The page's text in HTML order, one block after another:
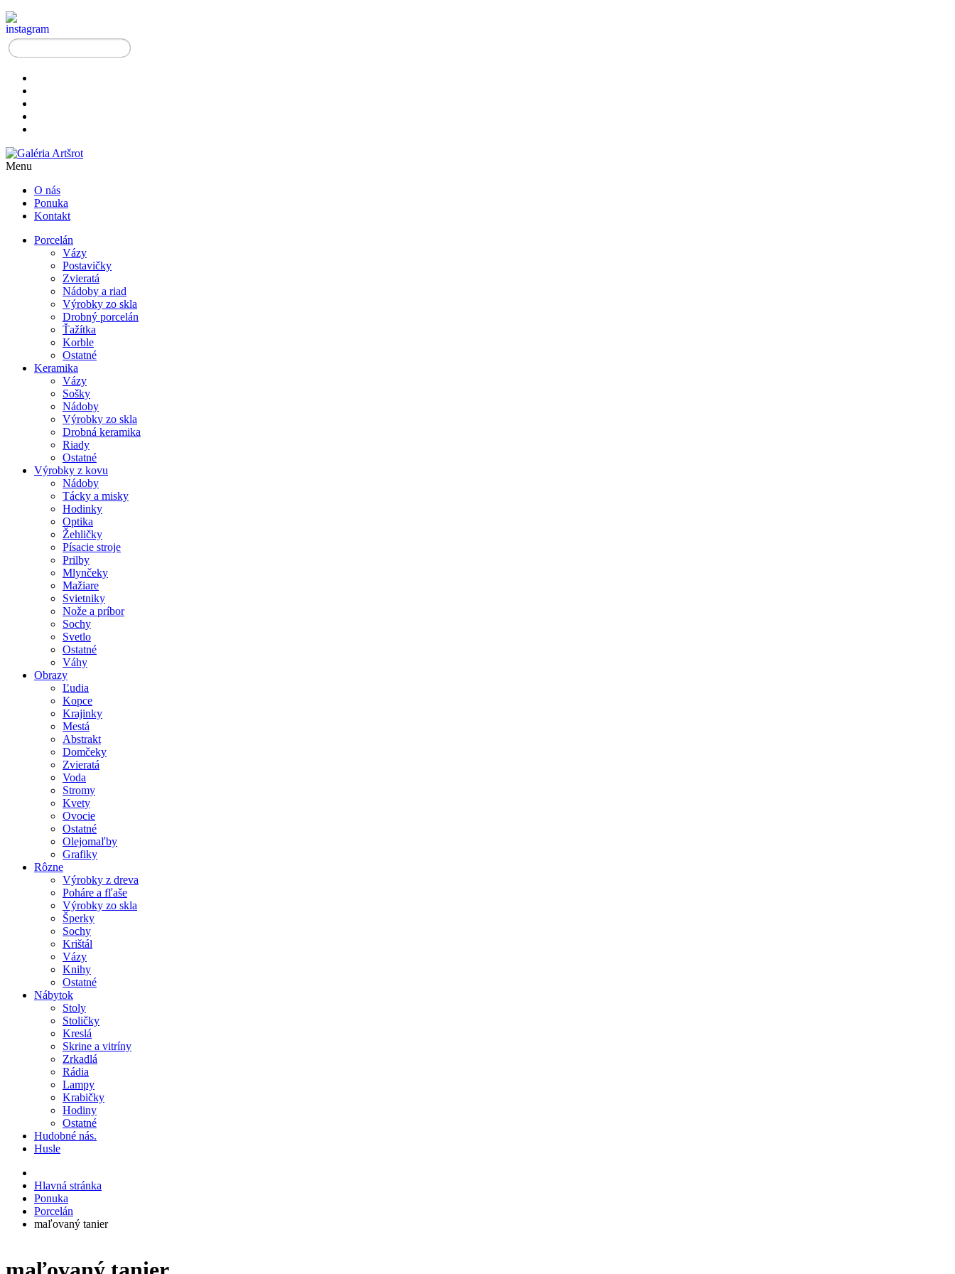
Menu
O nás
Ponuka
Kontakt
Porcelán
Vázy
Postavičky
Zvieratá
Nádoby a riad
Výrobky zo skla
Drobný porcelán
Ťažítka
Korble
Ostatné
Keramika
Vázy
Sošky
Nádoby
Výrobky zo skla
Drobná keramika
Riady
Ostatné
Výrobky z kovu
Nádoby
Tácky a misky
Hodinky
Optika
Žehličky
Písacie stroje
Prilby
Mlynčeky
Mažiare
Svietniky
Nože a príbor
Sochy
Svetlo
Ostatné
Váhy
Obrazy
Ľudia
Kopce
Krajinky
Mestá
Abstrakt
Domčeky
Zvieratá
Voda
Stromy
Kvety
Ovocie
Ostatné
Olejomaľby
Grafiky
Rôzne
Výrobky z dreva
Poháre a fľaše
Výrobky zo skla
Šperky
Sochy
Krištál
Vázy
Knihy
Ostatné
Nábytok
Stoly
Stoličky
Kreslá
Skrine a vitríny
Zrkadlá
Rádia
Lampy
Krabičky
Hodiny
Ostatné
Hudobné nás.
Husle
Hlavná stránka
Ponuka
Porcelán
maľovaný tanier